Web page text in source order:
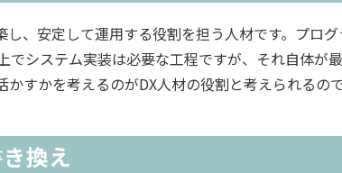
、安定して運用する役割を担う人材です。プロ
でシステム実装は必要な工程ですが、それ自体が
すかを考えるのがDX人材の役割と考えられるので
換え